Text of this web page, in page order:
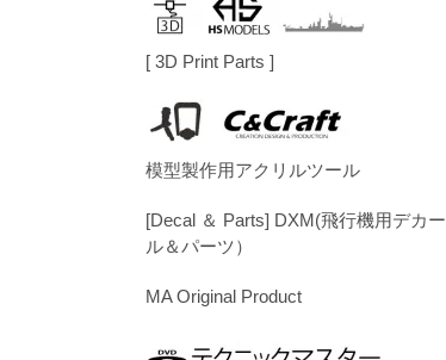
[ 3D Print Parts ]
模型製作用アクリルツール
[Decal ＆ Parts] DXM(飛行機用デカー
ル＆パーツ）
MA Original Product